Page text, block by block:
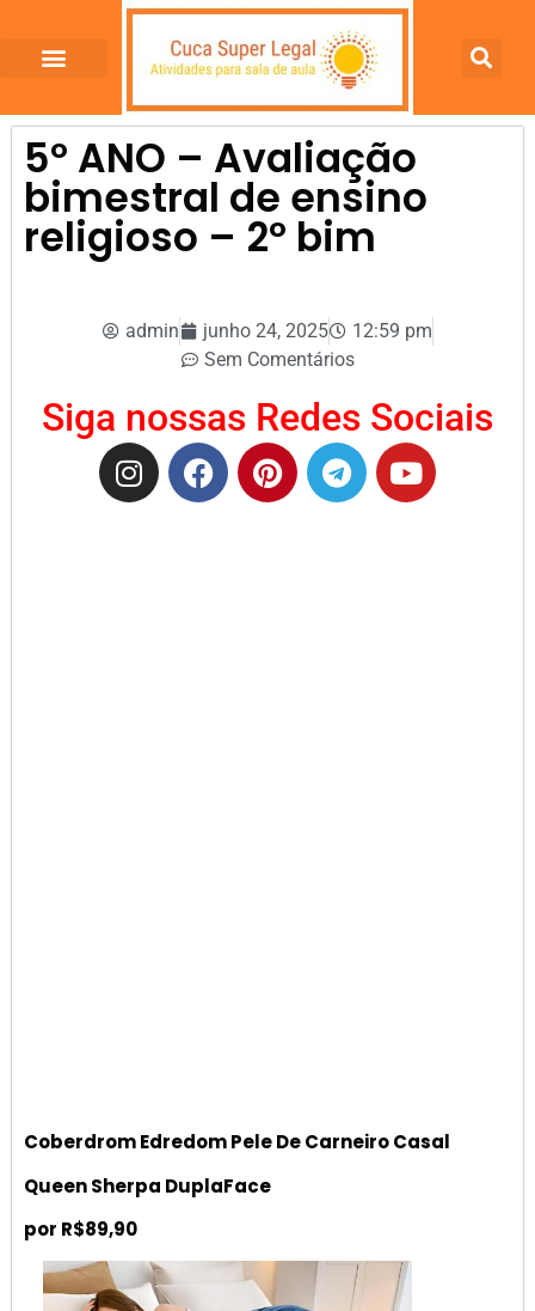
5º ANO – Avaliação
bimestral de ensino
religioso – 2º bim
admin junho 24, 2025
12:59 pm
Sem Comentários
Siga nossas Redes Sociais
Coberdrom Edredom Pele De Carneiro Casal
Queen Sherpa DuplaFace
por R$89,90